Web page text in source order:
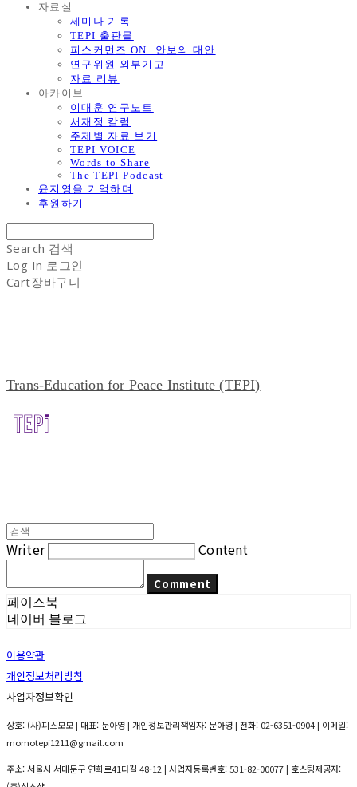
자료실
세미나 기록
TEPI 출판물
피스커먼즈 ON: 안보의 대안
연구위원 외부기고
자료 리뷰
아카이브
이대훈 연구노트
서재정 칼럼
주제별 자료 보기
TEPI VOICE
Words to Share
The TEPI Podcast
윤지영을 기억하며
후원하기
Search 검색
Log In 로그인
Cart장바구니
Trans-Education for Peace Institute (TEPI)
Writer Content
Comment
페이스북
네이버 블로그
이용약관
개인정보처리방침
사업자정보확인
상호: (사)피스모모 | 대표: 문아영 | 개인정보관리책임자: 문아영 | 전화: 02-6351-0904 | 이메일:
momotepi1211@gmail.com
주소: 서울시 서대문구 연희로41다길 48-12 | 사업자등록번호: 531-82-00077 | 호스팅제공자: